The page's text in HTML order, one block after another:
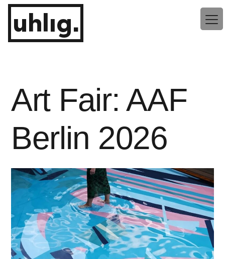
Zum
Inhalt
springenuhlig.
Art Fair: AAF
Berlin 2026